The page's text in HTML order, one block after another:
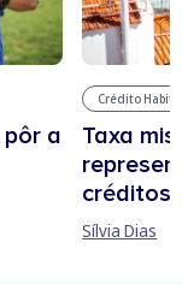
a
Crédito
Taxa
créditos
Sílvia Dias